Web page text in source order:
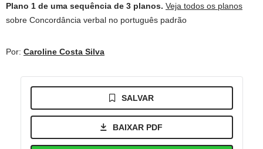
Plano 1 de uma sequência de 3 planos. Veja todos os planos
sobre Concordância verbal no português padrão
Por: Caroline Costa Silva
SALVAR
BAIXAR PDF